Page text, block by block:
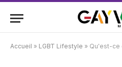
Accueil » LGBT Lifestyle » Qu'est-ce que